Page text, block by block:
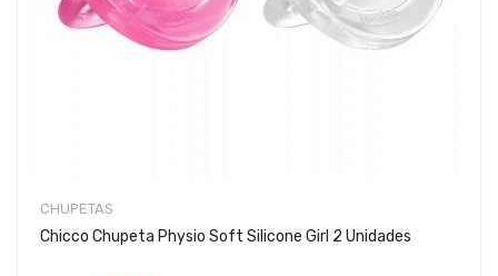
CHUPETAS
Chicco Chupeta Physio Soft Silicone Girl 2 Unidades